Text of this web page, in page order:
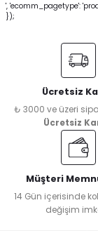
', 'ecomm_pagetype':
});
Ücretsiz
₺ 3000 ve üzeri
Ücretsiz
Müşteri
14 Gün içerisinde
değişim